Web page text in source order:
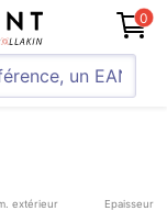
0
extérieur Epaisseur